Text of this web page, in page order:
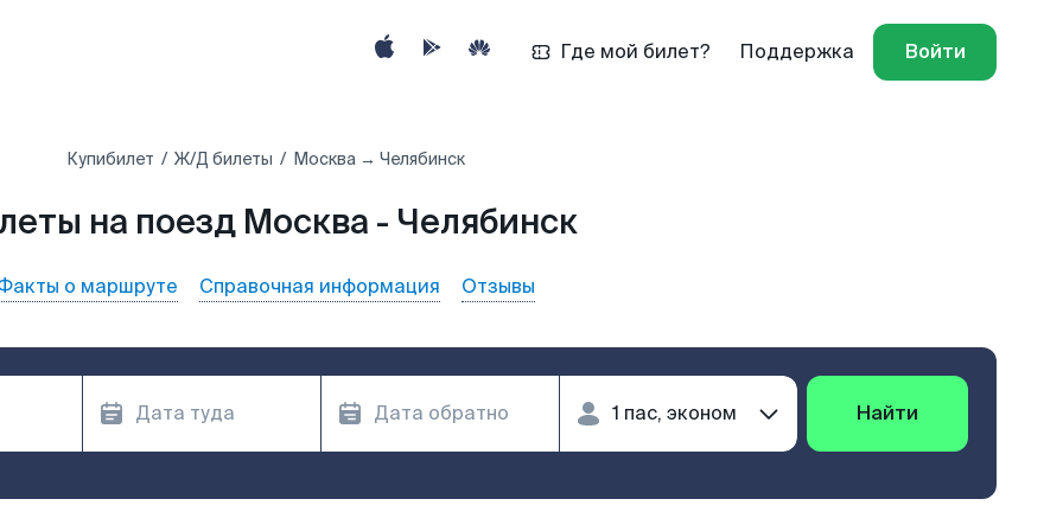
Где мой билет? Поддержка Войти
Купибилет Ж/Д билеты Москва → Челябинск
на поезд Москва - Челябинск
о маршруте Справочная информация Отзывы
Найти